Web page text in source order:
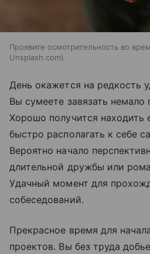
Проявите осмотрительность во
Unsplash.com
День окажется на редкость
Вы сумеете завязать немало
Хорошо получится
быстро располагать к себе
Вероятно начало
длительной дружбы или
Удачный момент для
собеседований.
Прекрасное время для
проектов. Вы без труда